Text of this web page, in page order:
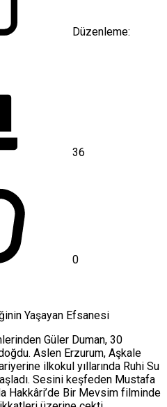
Düzenleme:
36
0
Yaşayan Efsanesi
Güler Duman, 30
Aslen Erzurum, Aşkale
ilkokul yıllarında Ruhi Su
Sesini keşfeden Mustafa
Hakkâri’de Bir Mevsim filminde